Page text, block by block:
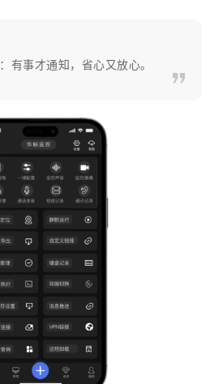
：有事才通知，省心又放心。